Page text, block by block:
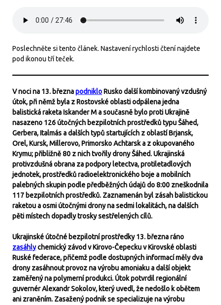
Poslechněte si tento článek. Nastavení rychlosti čtení najdete
pod ikonou tří teček.
V noci na 13. březnapodnikloRusko další kombinovaný vzdušný
útok, při němž byla z Rostovské oblasti odpálena jedna
balistická raketa Iskander M a současně bylo proti Ukrajině
nasazeno 126 útočných bezpilotních prostředků typu Šáhed,
Gerbera, Italmás a dalších typů startujících z oblastí Brjansk,
Orel, Kursk, Millerovo, Primorsko Achtarsk a z okupovaného
Krymu; přibližně 80 z nich tvořily drony Šáhed. Ukrajinská
protivzdušná obrana za podpory letectva, protiletadlových
jednotek, prostředků radioelektronického boje a mobilních
palebných skupin podle předběžných údajů do 8:00 zneškodnila
117 bezpilotních prostředků. Zaznamenán byl zásah balistickou
raketou a osmi útočnými drony na sedmi lokalitách, na dalších
pěti místech dopadly trosky sestřelených cílů.
Ukrajinské útočné bezpilotní prostředky 13. března ráno
zasáhlychemický závod v Kirovo-Čepecku v Kirovské oblasti
Ruské federace, přičemž podle dostupných informací měly dva
drony zasáhnout provoz na výrobu amoniaku a další objekt
zaměřený na polymerní produkci. Útok potvrdil regionální
guvernér Alexandr Sokolov, který uvedl, že nedošlo k obětem
ani zraněním. Zasažený podnik se specializuje na výrobu